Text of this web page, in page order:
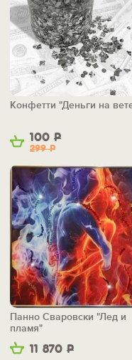
100 Р
299Р
Конфетти "Деньги на
11 870 Р
Панно Сваровски "Лед и
пламя"